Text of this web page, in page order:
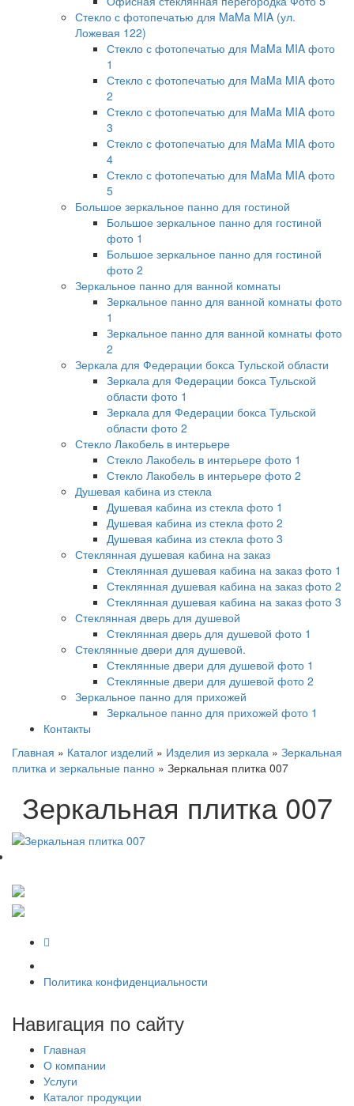
Стекло с фотопечатью для MaMa MIA (ул.
Ложевая 122)
Стекло с фотопечатью для MaMa MIA фото
1
Стекло с фотопечатью для MaMa MIA фото
2
Стекло с фотопечатью для MaMa MIA фото
3
Стекло с фотопечатью для MaMa MIA фото
4
Стекло с фотопечатью для MaMa MIA фото
5
Большое зеркальное панно для гостиной
Большое зеркальное панно для гостиной
фото 1
Большое зеркальное панно для гостиной
фото 2
Зеркальное панно для ванной комнаты
Зеркальное панно для ванной комнаты фото
1
Зеркальное панно для ванной комнаты фото
2
Зеркала для Федерации бокса Тульской области
Зеркала для Федерации бокса Тульской
области фото 1
Зеркала для Федерации бокса Тульской
области фото 2
Стекло Лакобель в интерьере
Стекло Лакобель в интерьере фото 1
Стекло Лакобель в интерьере фото 2
Душевая кабина из стекла
Душевая кабина из стекла фото 1
Душевая кабина из стекла фото 2
Душевая кабина из стекла фото 3
Стеклянная душевая кабина на заказ
Стеклянная душевая кабина на заказ фото 1
Стеклянная душевая кабина на заказ фото 2
Стеклянная душевая кабина на заказ фото 3
Стеклянная дверь для душевой
Стеклянная дверь для душевой фото 1
Стеклянные двери для душевой.
Стеклянные двери для душевой фото 1
Стеклянные двери для душевой фото 2
Зеркальное панно для прихожей
Зеркальное панно для прихожей фото 1
Контакты
Главная » Каталог изделий » Изделия из зеркала » Зеркальная
плитка и зеркальные панно » Зеркальная плитка 007
Зеркальная плитка 007
Политика конфиденциальности
Навигация по сайту
Главная
О компании
Услуги
Каталог продукции